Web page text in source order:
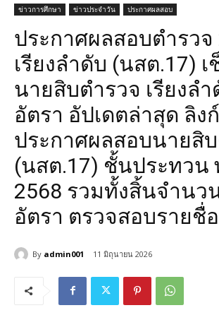
ข่าวการศึกษา ข่าวประจำวัน ประกาศผลสอบ
ประกาศผลสอบตํารวจ
เรียงลำดับ (นสต.17)
นายสิบตำรวจ เรียงลำ
อัตรา อัปเดตล่าสุด ลิง
ประกาศผลสอบนายสิ
(นสต.17) ชั้นประทวน
2568 รวมทั้งสิ้นจำนว
อัตรา ตรวจสอบรายชื่
By admin001 11 มิถุนายน 2026